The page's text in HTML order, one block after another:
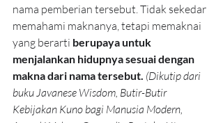
nama pemberian tersebut. Tidak sekedar
memahami maknanya, tetapi memaknai
yang berarti berupaya untuk
menjalankan hidupnya sesuai dengan
makna dari nama tersebut. (Dikutip dari
buku Javanese Wisdom, Butir-Butir
Kebijakan Kuno bagi Manusia Modern,